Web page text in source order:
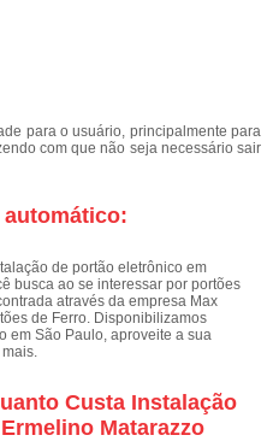
para o usuário, principalmente para
com que não seja necessário sair
de portão eletrônico em
busca ao se interessar por portões
através da empresa Max
de Ferro. Disponibilizamos
em São Paulo, aproveite a sua
Custa Instalação
Matarazzo